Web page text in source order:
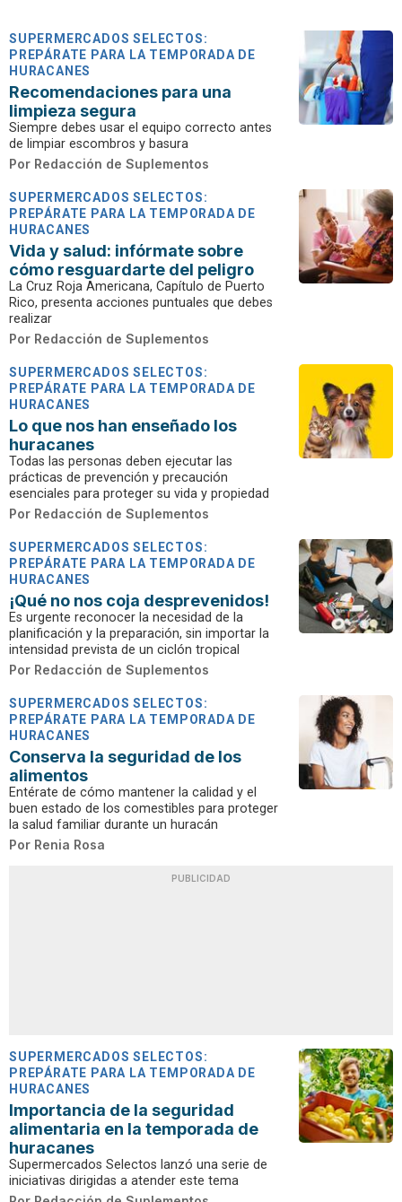
SUPERMERCADOS SELECTOS:
PREPÁRATE PARA LA TEMPORADA DE
HURACANES
Recomendaciones para una
limpieza segura
Siempre debes usar el equipo correcto antes
de limpiar escombros y basura
Por Redacción de Suplementos
SUPERMERCADOS SELECTOS:
PREPÁRATE PARA LA TEMPORADA DE
HURACANES
Vida y salud: infórmate sobre
cómo resguardarte del peligro
La Cruz Roja Americana, Capítulo de Puerto
Rico, presenta acciones puntuales que debes
realizar
Por Redacción de Suplementos
SUPERMERCADOS SELECTOS:
PREPÁRATE PARA LA TEMPORADA DE
HURACANES
Lo que nos han enseñado los
huracanes
Todas las personas deben ejecutar las
prácticas de prevención y precaución
esenciales para proteger su vida y propiedad
Por Redacción de Suplementos
SUPERMERCADOS SELECTOS:
PREPÁRATE PARA LA TEMPORADA DE
HURACANES
¡Qué no nos coja desprevenidos!
Es urgente reconocer la necesidad de la
planificación y la preparación, sin importar la
intensidad prevista de un ciclón tropical
Por Redacción de Suplementos
SUPERMERCADOS SELECTOS:
PREPÁRATE PARA LA TEMPORADA DE
HURACANES
Conserva la seguridad de los
alimentos
Entérate de cómo mantener la calidad y el
buen estado de los comestibles para proteger
la salud familiar durante un huracán
Por Renia Rosa
PUBLICIDAD
SUPERMERCADOS SELECTOS:
PREPÁRATE PARA LA TEMPORADA DE
HURACANES
Importancia de la seguridad
alimentaria en la temporada de
huracanes
Supermercados Selectos lanzó una serie de
iniciativas dirigidas a atender este tema